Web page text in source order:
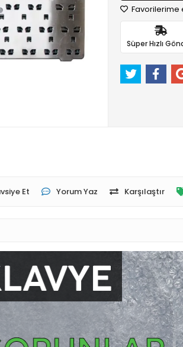
Favorilerime
Süper Hızlı
Et Yorum Yaz Karşılaştır